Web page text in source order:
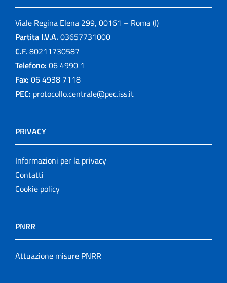
Viale Regina Elena 299, 00161 – Roma (I)
Partita I.V.A. 03657731000
C.F. 80211730587
Telefono: 06 4990 1
Fax: 06 4938 7118
PEC: protocollo.centrale@pec.iss.it
PRIVACY
Informazioni per la privacy
Contatti
Cookie policy
PNRR
Attuazione misure PNRR